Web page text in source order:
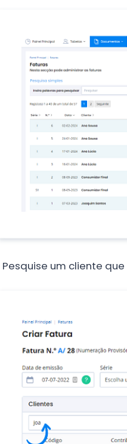
Pesquise um cliente que